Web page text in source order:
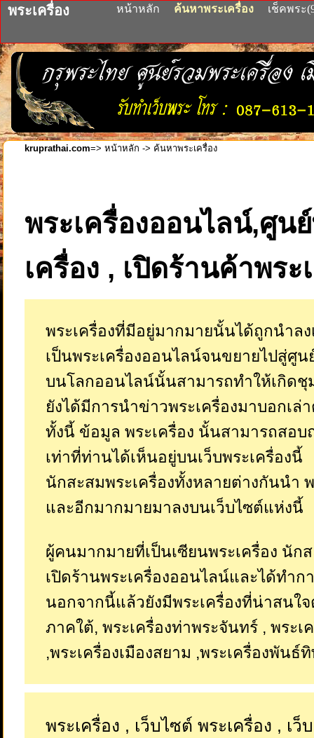
พระเครื่อง หน้าหลัก ค้นหาพระเครื่อง เช็คพระ
kruprathai.com=> หน้าหลัก -> ค้นหาพระเครื่อง
พระเครื่องออนไลน์,ศูน
เครื่อง , เปิดร้านค้าพร
พระเครื่องที่มีอยู่มากมายนั้นได้ถูกนำลง
เป็นพระเครื่องออนไลน์จนขยายไปสู่ศูน
บนโลกออนไลน์นั้นสามารถทำให้เกิด
ยังได้มีการนำข่าวพระเครื่องมาบอกเล่
ทั้งนี้ ข้อมูล พระเครื่อง นั้นสามารถสอ
เท่าที่ท่านได้เห็นอยู่บนเว็บพระเครื่องนี้
นักสะสมพระเครื่องทั้งหลายต่างกันนำ
และอีกมากมายมาลงบนเว็บไซต์แห่งนี้
ผู้คนมากมายที่เป็นเซียนพระเครื่อง นัก
เปิดร้านพระเครื่องออนไลน์และได้ทำก
นอกจากนี้แล้วยังมีพระเครื่องที่น่าสนใ
ภาคใต้, พระเครื่องท่าพระจันทร์ , พระเ
,พระเครื่องเมืองสยาม ,พระเครื่องพันธ์
พระเครื่อง , เว็บไซต์ พระเครื่อง , เ